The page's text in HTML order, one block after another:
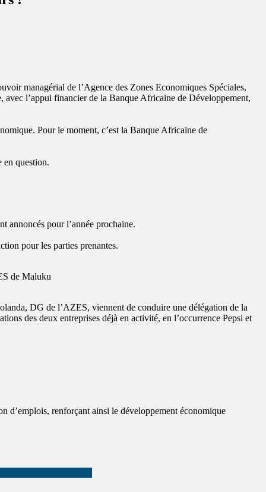
managérial de l’Agence des Zones Economiques Spéciales,
avec l’appui financier de la Banque Africaine de Développement,
Pour le moment, c’est la Banque Africaine de
question.
annoncés pour l’année prochaine.
pour les parties prenantes.
de Maluku
DG de l’AZES, viennent de conduire une délégation de la
des deux entreprises déjà en activité, en l’occurrence Pepsi et
d’emplois, renforçant ainsi le développement économique